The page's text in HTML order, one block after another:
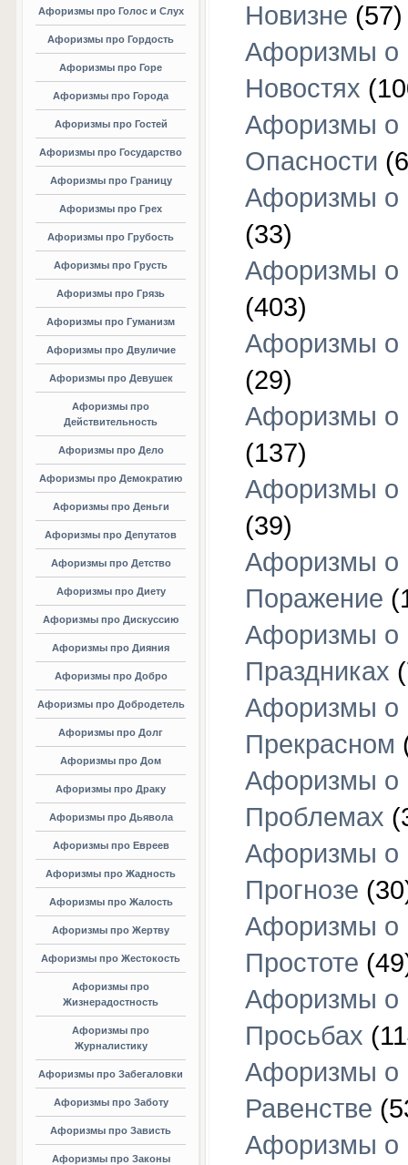
Афоризмы про Голос и Слух
Афоризмы про Гордость
Афоризмы про Горе
Афоризмы про Города
Афоризмы про Гостей
Афоризмы про Государство
Афоризмы про Границу
Афоризмы про Грех
Афоризмы про Грубость
Афоризмы про Грусть
Афоризмы про Грязь
Афоризмы про Гуманизм
Афоризмы про Двуличие
Афоризмы про Девушек
Афоризмы про
Действительность
Афоризмы про Дело
Афоризмы про Демократию
Афоризмы про Деньги
Афоризмы про Депутатов
Афоризмы про Детство
Афоризмы про Диету
Афоризмы про Дискуссию
Афоризмы про Дияния
Афоризмы про Добро
Афоризмы про Добродетель
Афоризмы про Долг
Афоризмы про Дом
Афоризмы про Драку
Афоризмы про Дьявола
Афоризмы про Евреев
Афоризмы про Жадность
Афоризмы про Жалость
Афоризмы про Жертву
Афоризмы про Жестокость
Афоризмы про
Жизнерадостность
Афоризмы про
Журналистику
Афоризмы про Забегаловки
Афоризмы про Заботу
Афоризмы про Зависть
Афоризмы про Законы
Новизне (57)
Афоризмы о
Новостях
Афоризмы о
Опасности
Афоризмы о
(33)
Афоризмы
(403)
Афоризмы о
(29)
Афоризмы о
(137)
Афоризмы о
(39)
Афоризмы о
Поражение
Афоризмы о
Праздниках
Афоризмы о
Прекрасном
Афоризмы о
Проблемах
Афоризмы о
Прогнозе
Афоризмы о
Простоте
Афоризмы о
Просьбах
Афоризмы о
Равенстве
Афоризмы о